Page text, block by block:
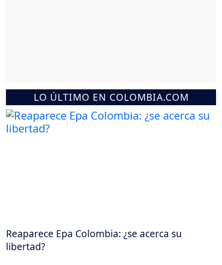
LO ÚLTIMO EN COLOMBIA.COM
Reaparece Epa Colombia: ¿se acerca su
libertad?